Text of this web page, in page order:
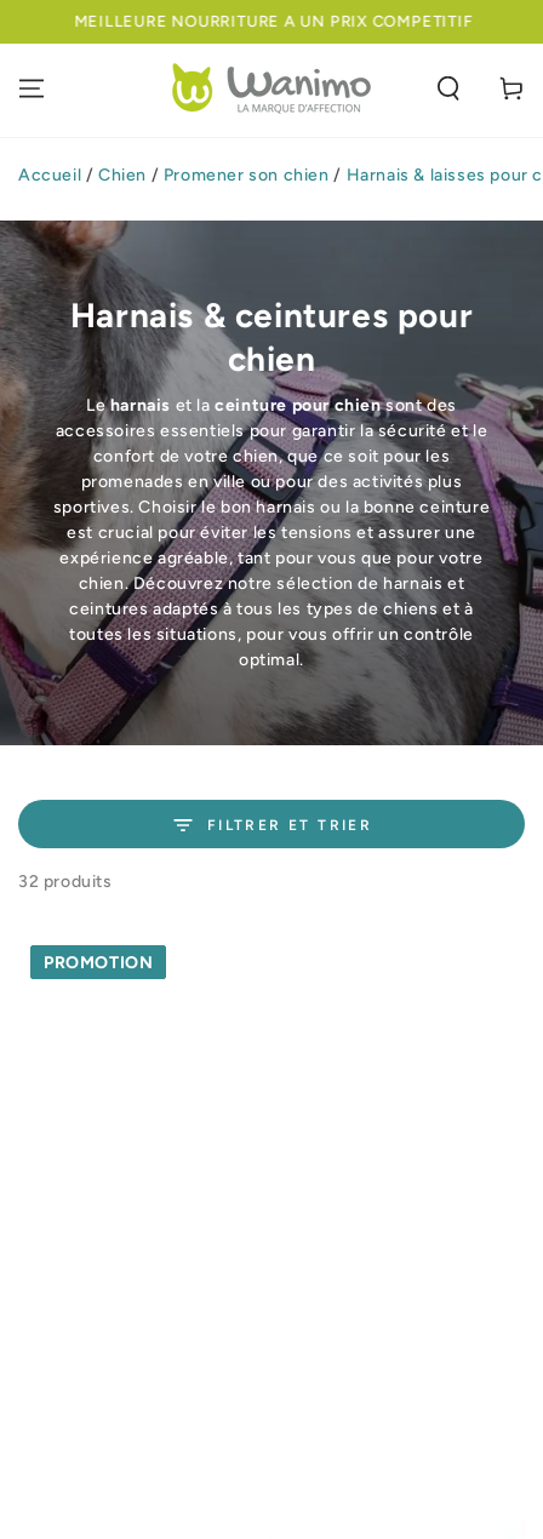
IGNORER LE
MEILLEURE NOURRITURE A UN PRIX COMPETITIF
Panier
Accueil / Chien / Promener son chien / Harnais & laisses pour
Harnais & ceintures pour
chien
Leharnais et laceinture pour chiensont des
accessoires essentiels pour garantir la sécurité et le
confort de votre chien, que ce soit pour les
promenades en ville ou pour des activités plus
sportives. Choisir le bon harnais ou la bonne ceinture
est crucial pour éviter les tensions et assurer une
expérience agréable, tant pour vous que pour votre
chien. Découvrez notre sélection de harnais et
ceintures adaptés à tous les types de chiens et à
toutes les situations, pour vous offrir un contrôle
optimal.
FILTRER ET TRIER
32 produits
PROMOTION